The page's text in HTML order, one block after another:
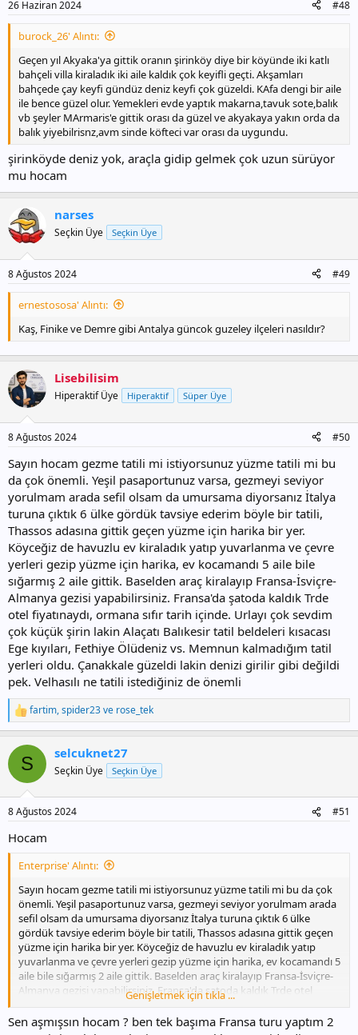
26 Haziran 2024 #48
burock_26' Alıntı:
Geçen yıl Akyaka'ya gittik oranın şirinköy diye bir köyünde iki katlı
bahçeli villa kiraladık iki aile kaldık çok keyifli geçti. Akşamları
bahçede çay keyfi gündüz deniz keyfi çok güzeldi. KAfa dengi bir aile
ile bence güzel olur. Yemekleri evde yaptık makarna,tavuk sote,balık
vb şeyler MArmaris'e gittik orası da güzel ve akyakaya yakın orda da
balık yiyebilrisnz,avm sinde köfteci var orası da uygundu.
şirinköyde deniz yok, araçla gidip gelmek çok uzun sürüyor
mu hocam
narses
Seçkin Üye Seçkin Üye
8 Ağustos 2024 #49
ernestososa' Alıntı:
Kaş, Finike ve Demre gibi Antalya güncok guzeley ilçeleri nasıldır?
Lisebilisim
Hiperaktif Üye Hiperaktif Süper Üye
8 Ağustos 2024 #50
Sayın hocam gezme tatili mi istiyorsunuz yüzme tatili mi bu
da çok önemli. Yeşil pasaportunuz varsa, gezmeyi seviyor
yorulmam arada sefil olsam da umursama diyorsanız İtalya
turuna çıktık 6 ülke gördük tavsiye ederim böyle bir tatili,
Thassos adasına gittik geçen yüzme için harika bir yer.
Köyceğiz de havuzlu ev kiraladık yatıp yuvarlanma ve çevre
yerleri gezip yüzme için harika, ev kocamandı 5 aile bile
sığarmış 2 aile gittik. Baselden araç kiralayıp Fransa-İsviçre-
Almanya gezisi yapabilirsiniz. Fransa'da şatoda kaldık Trde
otel fiyatınaydı, ormana sıfır tarih içinde. Urlayı çok sevdim
çok küçük şirin lakin Alaçatı Balıkesir tatil beldeleri kısacası
Ege kıyıları, Fethiye Ölüdeniz vs. Memnun kalmadığım tatil
yerleri oldu. Çanakkale güzeldi lakin denizi girilir gibi değildi
pek. Velhasılı ne tatili istediğiniz de önemli
T
e
k
l
fartim,spider23ve rose_tek
S selcuknet27
Seçkin Üye Seçkin Üye
8 Ağustos 2024 #51
Hocam
Enterprise' Alıntı:
Sayın hocam gezme tatili mi istiyorsunuz yüzme tatili mi bu da çok
önemli. Yeşil pasaportunuz varsa, gezmeyi seviyor yorulmam arada
sefil olsam da umursama diyorsanız İtalya turuna çıktık 6 ülke
gördük tavsiye ederim böyle bir tatili, Thassos adasına gittik geçen
yüzme için harika bir yer. Köyceğiz de havuzlu ev kiraladık yatıp
yuvarlanma ve çevre yerleri gezip yüzme için harika, ev kocamandı 5
aile bile sığarmış 2 aile gittik. Baselden araç kiralayıp Fransa-İsviçre-
Almanya gezisi yapabilirsiniz. Fransa'da şatoda kaldık Trde otel
fiyatınaydı, ormana sıfır tarih içinde. Urlayı çok sevdim çok küçük
şirin lakin Alaçatı Balıkesir tatil beldeleri kısacası Ege kıyıları, Fethiye
Genişletmek için tıkla ...
Sen aşmışsın hocam ? ben tek başıma Fransa turu yaptım 2